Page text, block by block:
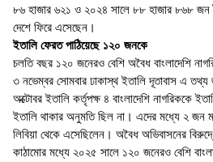
৮৬ হাজার ৬২১ ও ২০২৪ সালে ৮৮ হাজার ৮৬৮ জন
দেশে ফিরে এসেছেন।
ইতালি ফেরত পাঠিয়েছে ১২০ জনকে
চলতি বছর ১২০ জনেরও বেশি অবৈধ বাংলাদেশি
৩ নভেম্বর সোমবার ঢাকাস্থ ইতালি দূতাবাস এ তথ্য
অক্টোবর ইতালি কর্তৃপক্ষ ৪ বাংলাদেশি নাগরিককে
ইতালি থাকার অনুমতি ছিল না। এদের মধ্যে ২ জন
লিবিয়া থেকে এসেছিলেন। অবৈধ অভিবাসনের
কাঠামোর মধ্যে ২০২৫ সালে ১২০ জনেরও বেশি